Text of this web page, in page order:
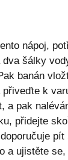
nápoj,
šálky
banán
k
a pak
přidejte
pít
a ujistěte